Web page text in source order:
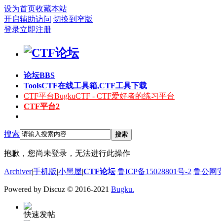
设为首页收藏本站
开启辅助访问 切换到窄版
登录立即注册
论坛BBS
ToolsCTF在线工具箱,CTF工具下载
CTF平台BugkuCTF - CTF爱好者的练习平台
CTF平台2
搜索 搜索
抱歉，您尚未登录，无法进行此操作
Archiver|手机版|小黑屋|CTF论坛 鲁ICP备15028801号-2 鲁公网
Powered by Discuz © 2016-2021 Bugku.
快速发帖